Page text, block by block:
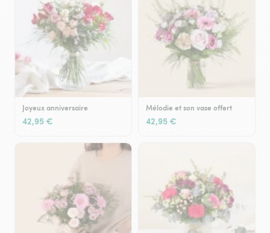
Joyeux anniversaire
42,95 €
Mélodie et son vase offert
42,95 €